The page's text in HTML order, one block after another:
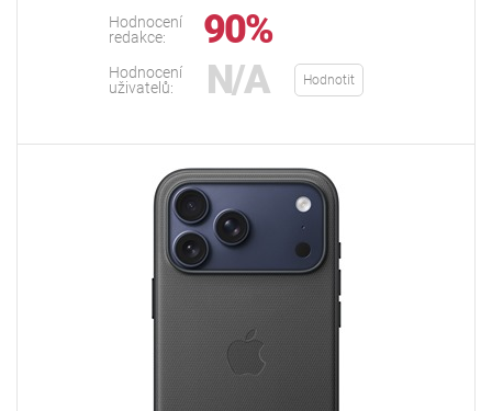
Hodnocení
redakce:
90%
Hodnocení
uživatelů:
N/A Hodnotit